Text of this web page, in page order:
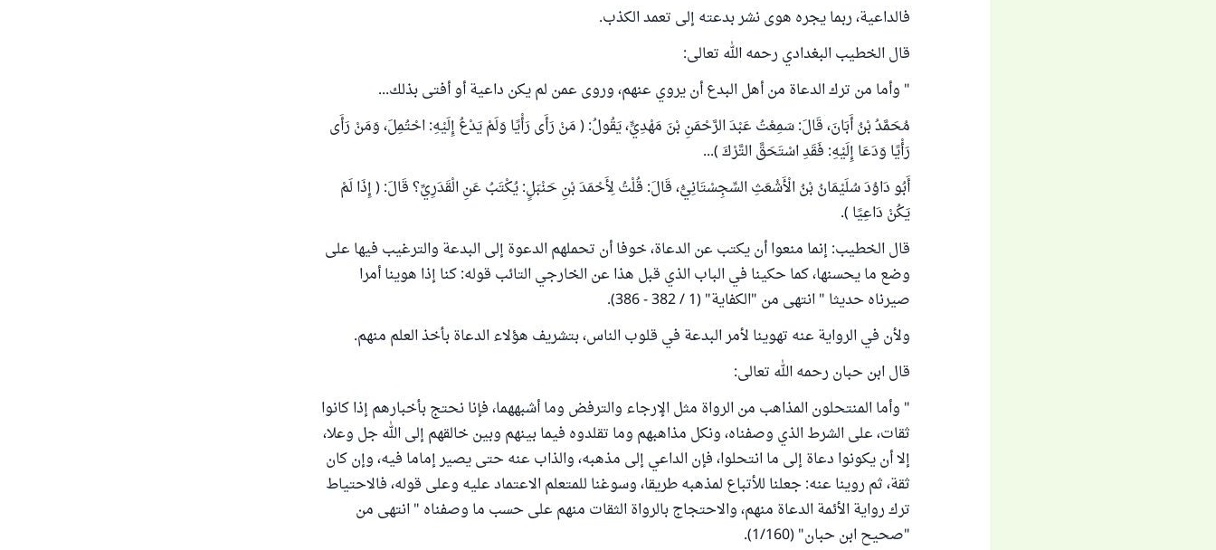
فالداعية، ربما يجره هوى نشر بدعته إلى تعمد الكذب.
قال الخطيب البغدادي رحمه الله تعالى:
" وأما من ترك الدعاة من أهل البدع أن يروي عنهم، وروى عمن لم يكن داعية أو أفتى بذلك...
مُحَمَّدُ بْنُ أَبَانَ، قَالَ: سَمِعْتُ عَبْدَ الرَّحْمَنِ بْنَ مَهْدِيٍّ، يَقُولُ: ( مَنْ رَأَى رَأْيًا وَلَمْ يَدْعُ إِلَيْهِ: احْتُمِلَ، وَمَنْ رَأَى
رَأْيًا وَدَعَا إِلَيْهِ: فَقَدِ اسْتَحَقَّ التَّرْكَ )...
أَبُو دَاوُدَ سُلَيْمَانُ بْنُ الْأَشْعَثِ السِّجِسْتَانِيُّ، قَالَ: قُلْتُ لِأَحْمَدَ بْنِ حَنْبَلٍ: يُكْتَبُ عَنِ الْقَدَرِيِّ؟ قَالَ: ( إِذَا لَمْ
يَكُنْ دَاعِيًا ).
قال الخطيب: إنما منعوا أن يكتب عن الدعاة، خوفا أن تحملهم الدعوة إلى البدعة والترغيب فيها على
وضع ما يحسنها، كما حكينا في الباب الذي قبل هذا عن الخارجي التائب قوله: كنا إذا هوينا أمرا
صيرناه حديثا " انتهى من "الكفاية" (1 / 382 - 386).
ولأن في الرواية عنه تهوينا لأمر البدعة في قلوب الناس، بتشريف هؤلاء الدعاة بأخذ العلم منهم.
قال ابن حبان رحمه الله تعالى:
" وأما المنتحلون المذاهب من الرواة مثل الإرجاء والترفض وما أشبههما، فإنا نحتج بأخبارهم إذا كانوا
ثقات، على الشرط الذي وصفناه، ونكل مذاهبهم وما تقلدوه فيما بينهم وبين خالقهم إلى الله جل وعلا،
إلا أن يكونوا دعاة إلى ما انتحلوا، فإن الداعي إلى مذهبه، والذاب عنه حتى يصير إماما فيه، وإن كان
ثقة، ثم روينا عنه: جعلنا للأتباع لمذهبه طريقا، وسوغنا للمتعلم الاعتماد عليه وعلى قوله، فالاحتياط
ترك رواية الأئمة الدعاة منهم، والاحتجاج بالرواة الثقات منهم على حسب ما وصفناه " انتهى من
"صحيح ابن حبان" (1/160).